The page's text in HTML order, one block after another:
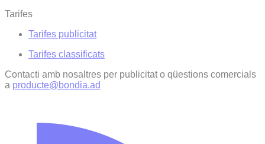
Tarifes
Tarifes publicitat
Tarifes classificats
Contacti amb nosaltres per publicitat o qüestions comercials
a producte@bondia.ad